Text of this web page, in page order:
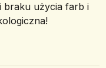
braku użycia farb i